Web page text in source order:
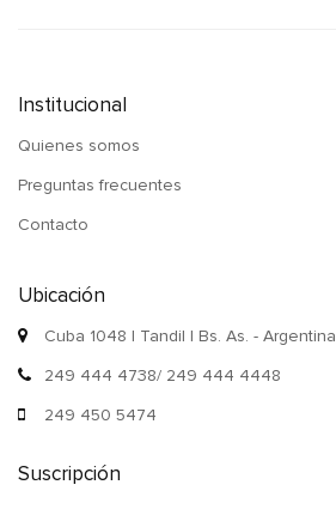
Institucional
Quienes somos
Preguntas frecuentes
Contacto
Ubicación
Cuba 1048 | Tandil | Bs. As. - Argentina
249 444 4738/ 249 444 4448
249 450 5474
Suscripción